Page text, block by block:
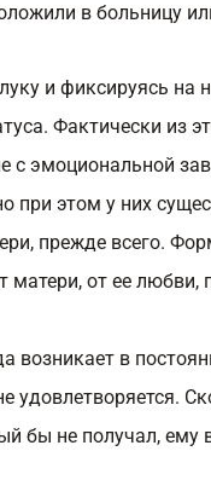
в больницу
и фиксируясь на
Фактически из
с эмоциональной
при этом у них
прежде всего.
матери, от ее любви,
возникает в
удовлетворяется.
бы не получал, ему